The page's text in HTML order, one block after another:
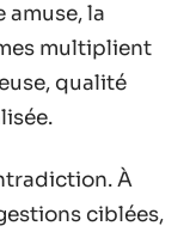
amuse, la
multiplient
qualité
À
ciblées,